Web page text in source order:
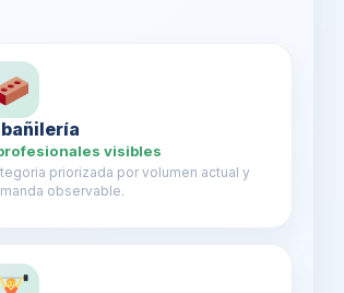
visibles
priorizada por volumen actual y
observable.